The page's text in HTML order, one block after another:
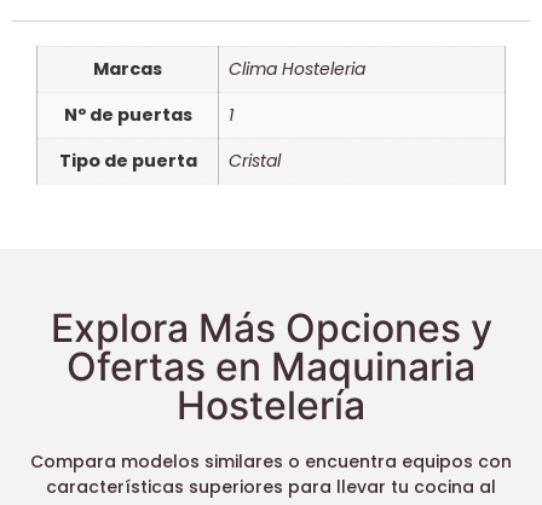
Marcas
Clima Hosteleria
Nº de puertas
1
Tipo de puerta
Cristal
Explora Más Opciones y
Ofertas en Maquinaria
Hostelería
Compara modelos similares o encuentra equipos con
características superiores para llevar tu cocina al